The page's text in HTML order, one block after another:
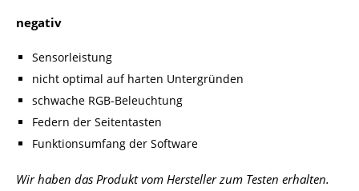
negativ
Sensorleistung
nicht optimal auf harten Untergründen
schwache RGB-Beleuchtung
Federn der Seitentasten
Funktionsumfang der Software
Wir haben das Produkt vom Hersteller zum Testen erhalten.